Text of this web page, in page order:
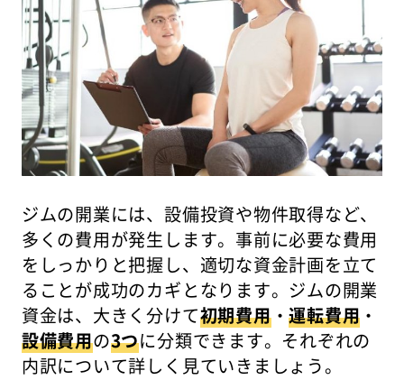
ジムの開業には、設備投資や物件取得など、
多くの費用が発生します。事前に必要な費用
をしっかりと把握し、適切な資金計画を立て
ることが成功のカギとなります。ジムの開業
資金は、大きく分けて初期費用・運転費用 ・
設備費用の3つに分類できます。それぞれの
内訳について詳しく見ていきましょう。